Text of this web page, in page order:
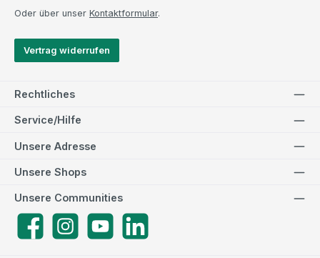
Oder über unser Kontaktformular.
Vertrag widerrufen
Rechtliches
Service/Hilfe
Unsere Adresse
Unsere Communities
FacebookInstagramYouTube
Unsere Shops